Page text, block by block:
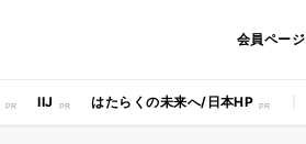
会員ページ
IIJ はたらくの未来へ/日本HP